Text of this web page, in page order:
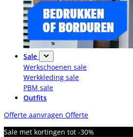
Sale
Werkschoenen sale
Werkkleding sale
PBM sale
Outfits
Offerte aanvragen Offerte
Sale met kortingen tot -30%